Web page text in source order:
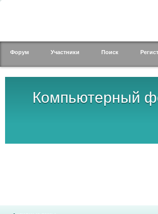
Компьютерный
Форум Участники Поиск